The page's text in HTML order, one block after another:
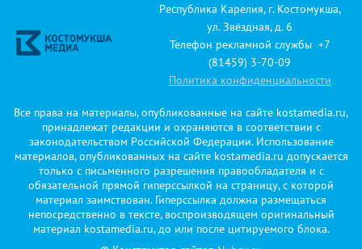
Республика Карелия, г. Костомукша,
ул. Звёздная, д. 6
Телефон рекламной службы +7
(81459) 3-70-09
Политика конфиденциальности
Все права на материалы, опубликованные на сайте kostamedia.ru,
принадлежат редакции и охраняются в соответствии с
законодательством Российской Федерации. Использование
материалов, опубликованных на сайте kostamedia.ru допускается
только с письменного разрешения правообладателя и с
обязательной прямой гиперссылкой на страницу, с которой
материал заимствован. Гиперссылка должна размещаться
непосредственно в тексте, воспроизводящем оригинальный
материал kostamedia.ru, до или после цитируемого блока.